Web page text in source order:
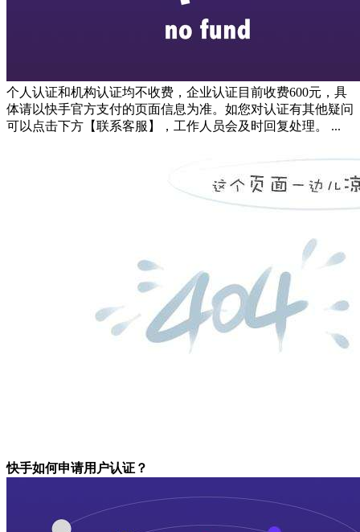
个人认证和机构认证均不收费，企业认证目前收费600元，具
体请以快手官方支付的页面信息为准。如您对认证有其他疑问
可以点击下方【联系客服】，工作人员会及时回复处理。 ...
快手如何申请用户认证？